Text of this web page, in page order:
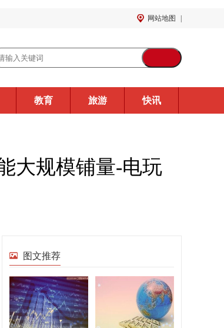
网站地图
教育 旅游 快讯
大规模铺量-电玩
图文推荐